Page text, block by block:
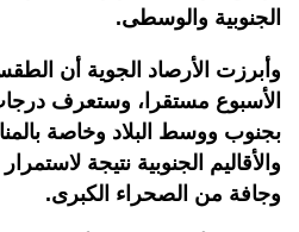
الجنوبية والوسطى.
وأبرزت الأرصاد الجوية أن
الأسبوع مستقرا، وستعرف درجات
بجنوب ووسط البلاد وخاصة
والأقاليم الجنوبية نتيجة
وجافة من الصحراء الكبرى.